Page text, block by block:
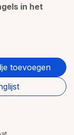
in het
toevoegen